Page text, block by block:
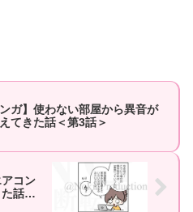
ンガ】使わない部屋から異音が
てきた話＜第3話＞
アコン
話＜